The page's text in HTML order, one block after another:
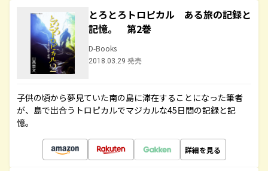
とろとろトロピカル ある旅の記録と
記憶。 第2巻
D-Books
2018.03.29 発売
子供の頃から夢見ていた南の島に滞在することになった筆者
が、島で出合うトロピカルでマジカルな45日間の記録と記
憶。
詳細を見る